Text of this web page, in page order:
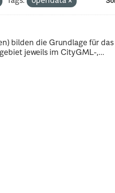
bilden die Grundlage für
jeweils im CityGML-,...